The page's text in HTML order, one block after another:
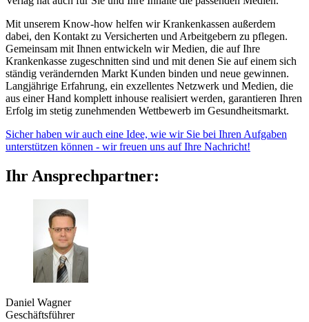
Mit unserem Know-how helfen wir Krankenkassen außerdem
dabei, den Kontakt zu Versicherten und Arbeitgebern zu pflegen.
Gemeinsam mit Ihnen entwickeln wir Medien, die auf Ihre
Krankenkasse zugeschnitten sind und mit denen Sie auf einem sich
ständig verändernden Markt Kunden binden und neue gewinnen.
Langjährige Erfahrung, ein exzellentes Netzwerk und Medien, die
aus einer Hand komplett inhouse realisiert werden, garantieren Ihren
Erfolg im stetig zunehmenden Wettbewerb im Gesundheitsmarkt.
Sicher haben wir auch eine Idee, wie wir Sie bei Ihren Aufgaben
unterstützen können - wir freuen uns auf Ihre Nachricht!
Ihr Ansprechpartner:
Daniel Wagner
Geschäftsführer